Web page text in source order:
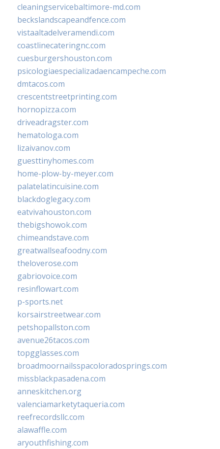
cleaningservicebaltimore-md.com
beckslandscapeandfence.com
vistaaltadelveramendi.com
coastlinecateringnc.com
cuesburgershouston.com
psicologiaespecializadaencampeche.com
dmtacos.com
crescentstreetprinting.com
hornopizza.com
driveadragster.com
hematologa.com
lizaivanov.com
guesttinyhomes.com
home-plow-by-meyer.com
palatelatincuisine.com
blackdoglegacy.com
eatvivahouston.com
thebigshowok.com
chimeandstave.com
greatwallseafoodny.com
theloverose.com
gabriovoice.com
resinflowart.com
p-sports.net
korsairstreetwear.com
petshopallston.com
avenue26tacos.com
topgglasses.com
broadmoornailsspacoloradosprings.com
missblackpasadena.com
anneskitchen.org
valenciamarketytaqueria.com
reefrecordsllc.com
alawaffle.com
aryouthfishing.com